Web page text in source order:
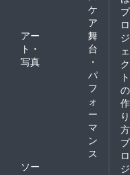
ケ
ア
アー
ト・
写真
舞
台
・
パ
フ
ォ
ー
マ
ン
ス
ソー
プ
ロ
ジ
ェ
ク
ト
の
作
り
方
プ
ロ
ジ